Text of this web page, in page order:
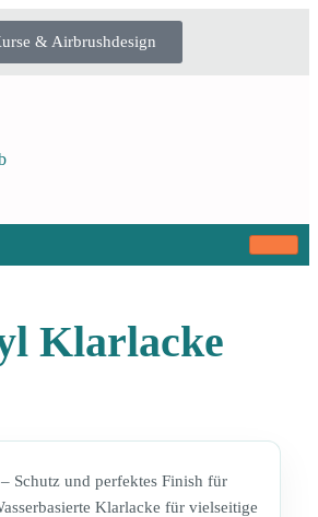
& Airbrushdesign
Klarlacke
Schutz und perfektes Finish für
Klarlacke für vielseitige